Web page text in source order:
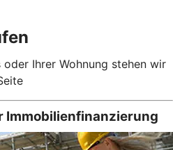
oder Ihrer Wohnung stehen wir
Immobilienfinanzierung